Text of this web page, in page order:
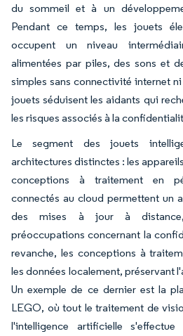
du sommeil et à un
Pendant ce temps, les jouets
occupent un niveau
alimentées par piles, des sons et
simples sans connectivité internet
jouets séduisent les aidants qui
les risques associés à la
Le segment des jouets
architectures distinctes : les
conceptions à traitement en
connectés au cloud permettent un
des mises à jour à
préoccupations concernant la
revanche, les conceptions à
les données localement, préservant
Un exemple de ce dernier est la
LEGO, où tout le traitement de
l'intelligence artificielle s'effectue